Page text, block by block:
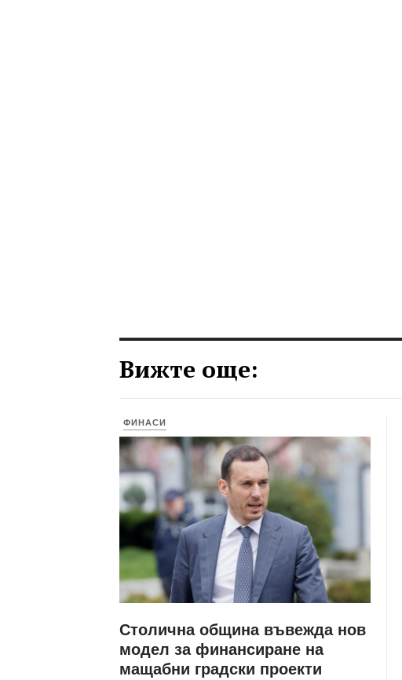
Вижте още:
ФИНАСИ
Столична община въвежда нов
модел за финансиране на
мащабни градски проекти